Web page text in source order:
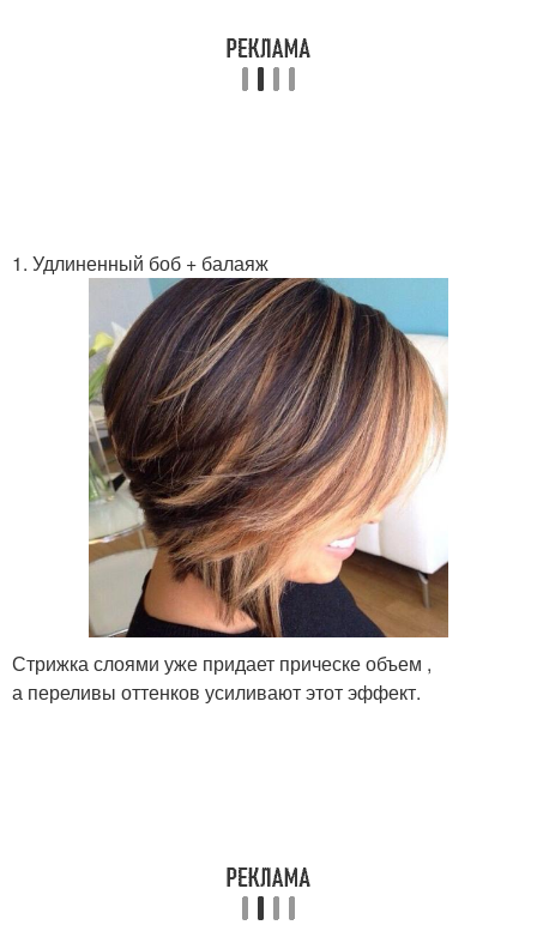
1. Удлиненный боб + балаяж
Стрижка слоями уже придает прическе объем ,
а переливы оттенков усиливают этот эффект.